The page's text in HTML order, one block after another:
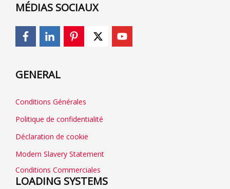
MÉDIAS SOCIAUX
GENERAL
Conditions Générales
Politique de confidentialité
Déclaration de cookie
Modern Slavery Statement
Conditions Commerciales
LOADING SYSTEMS